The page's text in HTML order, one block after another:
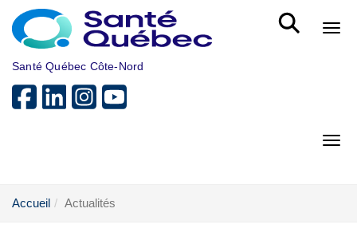
Aller au menu principal
Santé Québec Côte-Nord
Accueil Actualités